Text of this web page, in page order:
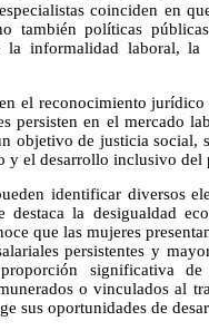
coinciden en
también políticas
la informalidad laboral,
el reconocimiento
persisten en el mercado
objetivo de justicia social,
y el desarrollo inclusivo del
identificar diversos
destaca la desigualdad
que las mujeres
persistentes y
significativa
o vinculados al
sus oportunidades de